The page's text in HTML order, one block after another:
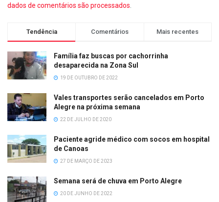
dados de comentários são processados
Tendência Comentários Mais recentes
Família faz buscas por cachorrinha
desaparecida na Zona Sul
19 DE OUTUBRO DE 2022
Vales transportes serão cancelados em Porto
Alegre na próxima semana
22 DE JULHO DE 2020
Paciente agride médico com socos em hospital
de Canoas
27 DE MARÇO DE 2023
Semana será de chuva em Porto Alegre
20 DE JUNHO DE 2022